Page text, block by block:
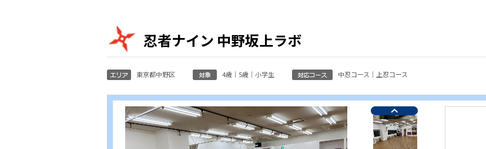
忍者ナイン 中野坂上ラボ
東京都中野区 4歳｜5歳｜小学生 中忍コース｜上忍コース